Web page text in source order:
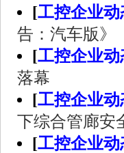
[工控企业动
告：汽车版》
[工控企业动
落幕
[工控企业动
下综合管廊安
[工控企业动